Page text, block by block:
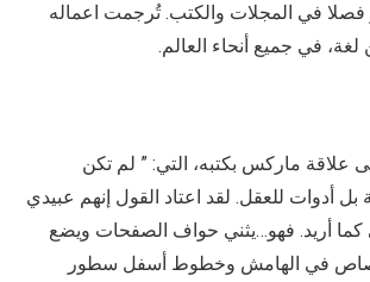
40بحثا او فصلا في المجلات والكتب. تُرجمت اعماله
في جميع أنحاء العالم.
علاقة ماركس بكتبه، التي: ” لم تكن
أدوات للعقل. لقد اعتاد القول إنهم عبيدي
أريد. فهو…يثني حواف الصفحات ويضع
في الهامش وخطوط أسفل سطور